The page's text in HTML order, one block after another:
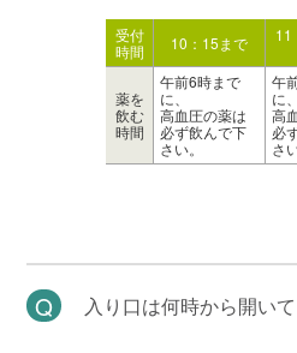
受付
時間
10：15まで
11
薬を
飲む
時間
午前6時まで
に、
高血圧の薬は
必ず飲んで下
さい。
午
に、
高
必
さ
入り口は何時から開い